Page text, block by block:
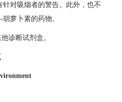
对吸烟者的警告。此外，也不
萝卜素的药物。
诊断试剂盒。